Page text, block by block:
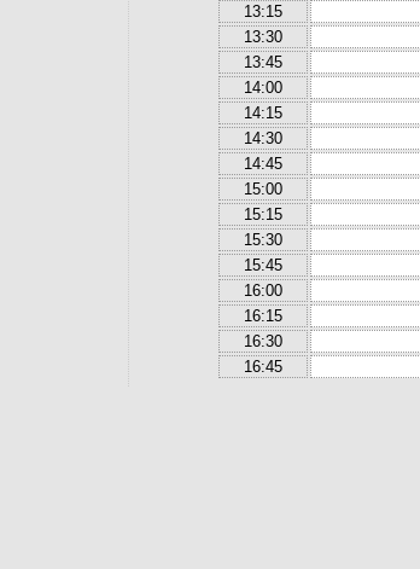
13:15
13:30
13:45
14:00
14:15
14:30
14:45
15:00
15:15
15:30
15:45
16:00
16:15
16:30
16:45